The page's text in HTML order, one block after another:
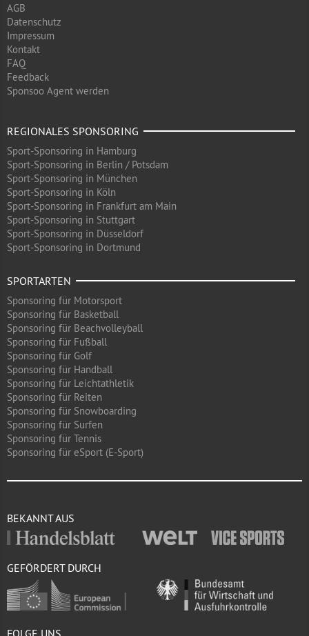
AGB
Datenschutz
Impressum
Kontakt
FAQ
Feedback
Sponsoo Agent werden
REGIONALES SPONSORING
Sport-Sponsoring in Hamburg
Sport-Sponsoring in Berlin / Potsdam
Sport-Sponsoring in München
Sport-Sponsoring in Köln
Sport-Sponsoring in Frankfurt am Main
Sport-Sponsoring in Stuttgart
Sport-Sponsoring in Düsseldorf
Sport-Sponsoring in Dortmund
SPORTARTEN
Sponsoring für Motorsport
Sponsoring für Basketball
Sponsoring für Beachvolleyball
Sponsoring für Fußball
Sponsoring für Golf
Sponsoring für Handball
Sponsoring für Leichtathletik
Sponsoring für Reiten
Sponsoring für Snowboarding
Sponsoring für Surfen
Sponsoring für Tennis
Sponsoring für eSport (E-Sport)
BEKANNT AUS
GEFÖRDERT DURCH